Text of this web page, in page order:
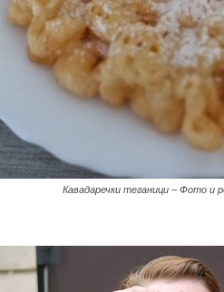
Кавадаречки теганици – Фото и